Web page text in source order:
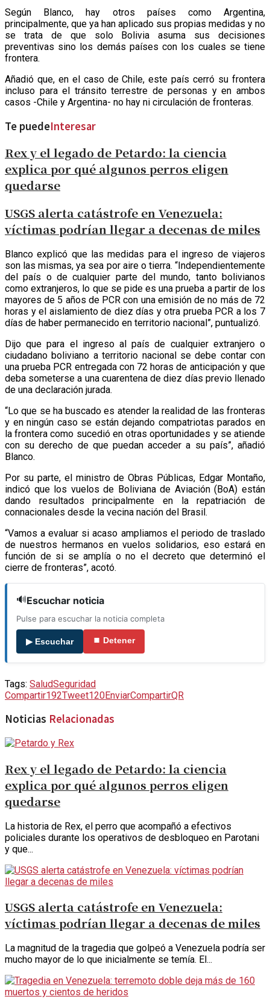
Según Blanco, hay otros países como Argentina,
principalmente, que ya han aplicado sus propias medidas y no
se trata de que solo Bolivia asuma sus decisiones
preventivas sino los demás países con los cuales se tiene
frontera.
Añadió que, en el caso de Chile, este país cerró su frontera
incluso para el tránsito terrestre de personas y en ambos
casos -Chile y Argentina- no hay ni circulación de fronteras.
Te puedeInteresar
Rex y el legado de Petardo: la ciencia
explica por qué algunos perros eligen
quedarse
USGS alerta catástrofe en Venezuela:
víctimas podrían llegar a decenas de miles
Blanco explicó que las medidas para el ingreso de viajeros
son las mismas, ya sea por aire o tierra. “Independientemente
del país o de cualquier parte del mundo, tanto bolivianos
como extranjeros, lo que se pide es una prueba a partir de los
mayores de 5 años de PCR con una emisión de no más de 72
horas y el aislamiento de diez días y otra prueba PCR a los 7
días de haber permanecido en territorio nacional”, puntualizó.
Dijo que para el ingreso al país de cualquier extranjero o
ciudadano boliviano a territorio nacional se debe contar con
una prueba PCR entregada con 72 horas de anticipación y que
deba someterse a una cuarentena de diez días previo llenado
de una declaración jurada.
“Lo que se ha buscado es atender la realidad de las fronteras
y en ningún caso se están dejando compatriotas parados en
la frontera como sucedió en otras oportunidades y se atiende
con su derecho de que puedan acceder a su país”, añadió
Blanco.
Por su parte, el ministro de Obras Públicas, Edgar Montaño,
indicó que los vuelos de Boliviana de Aviación (BoA) están
dando resultados principalmente en la repatriación de
connacionales desde la vecina nación del Brasil.
“Vamos a evaluar si acaso ampliamos el periodo de traslado
de nuestros hermanos en vuelos solidarios, eso estará en
función de si se amplía o no el decreto que determinó el
cierre de fronteras”, acotó.
🔊Escuchar noticia
Pulse para escuchar la noticia completa
▶ Escuchar ⏹ Detener
Tags: SaludSeguridad
Compartir192Tweet120EnviarCompartirQR
Noticias Relacionadas
Rex y el legado de Petardo: la ciencia
explica por qué algunos perros eligen
quedarse
La historia de Rex, el perro que acompañó a efectivos
policiales durante los operativos de desbloqueo en Parotani
y que...
USGS alerta catástrofe en Venezuela:
víctimas podrían llegar a decenas de miles
La magnitud de la tragedia que golpeó a Venezuela podría ser
mucho mayor de lo que inicialmente se temía. El...